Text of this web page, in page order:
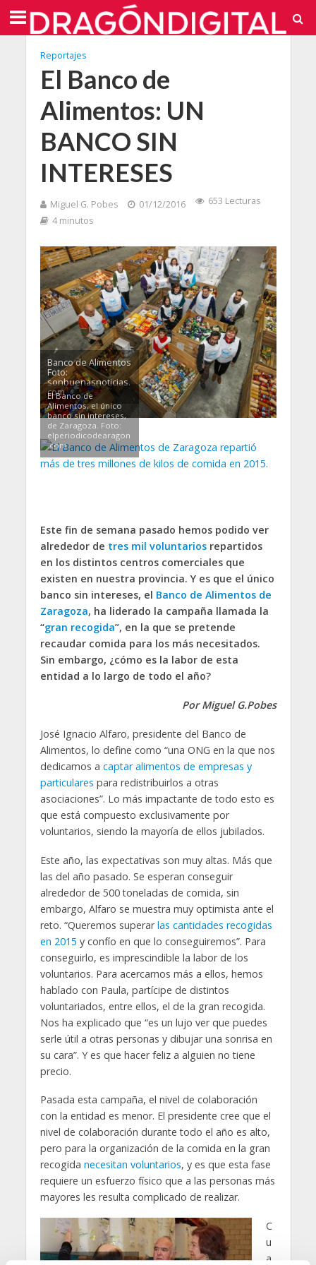
Reportajes
El Banco de
Alimentos: UN
BANCO SIN
INTERESES
Miguel G. Pobes 01/12/2016
653 Lecturas
4 minutos
Banco de Alimentos
Foto:
sonbuenasnoticias.
com
El Banco de
Alimentos, el único
banco sin intereses,
de Zaragoza. Foto:
elperiodicodearagon
.com
Este fin de semana pasado hemos podido ver
alrededor de tres mil voluntarios repartidos
en los distintos centros comerciales que
existen en nuestra provincia. Y es que el único
banco sin intereses, el Banco de Alimentos de
Zaragoza, ha liderado la campaña llamada la
“gran recogida”, en la que se pretende
recaudar comida para los más necesitados.
Sin embargo, ¿cómo es la labor de esta
entidad a lo largo de todo el año?
Por Miguel G.Pobes
José Ignacio Alfaro, presidente del Banco de
Alimentos, lo define como “una ONG en la que nos
dedicamos a captar alimentos de empresas y
particulares para redistribuirlos a otras
asociaciones”. Lo más impactante de todo esto es
que está compuesto exclusivamente por
voluntarios, siendo la mayoría de ellos jubilados.
Este año, las expectativas son muy altas. Más que
las del año pasado. Se esperan conseguir
alrededor de 500 toneladas de comida, sin
embargo, Alfaro se muestra muy optimista ante el
reto. “Queremos superarlas cantidades recogidas
en 2015 y confío en que lo conseguiremos”. Para
conseguirlo, es imprescindible la labor de los
voluntarios. Para acercarnos más a ellos, hemos
hablado con Paula, partícipe de distintos
voluntariados, entre ellos, el de la gran recogida.
Nos ha explicado que “es un lujo ver que puedes
serle útil a otras personas y dibujar una sonrisa en
su cara”. Y es que hacer feliz a alguien no tiene
precio.
Pasada esta campaña, el nivel de colaboración
con la entidad es menor. El presidente cree que el
nivel de colaboración durante todo el año es alto,
pero para la organización de la comida en la gran
recogida necesitan voluntarios, y es que esta fase
requiere un esfuerzo físico que a las personas más
mayores les resulta complicado de realizar.
C
u
a